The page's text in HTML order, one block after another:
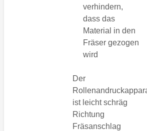
verhindern,
dass das
Material in den
Fräser gezogen
wird
Der
ist leicht schräg
Richtung
Fräsanschlag